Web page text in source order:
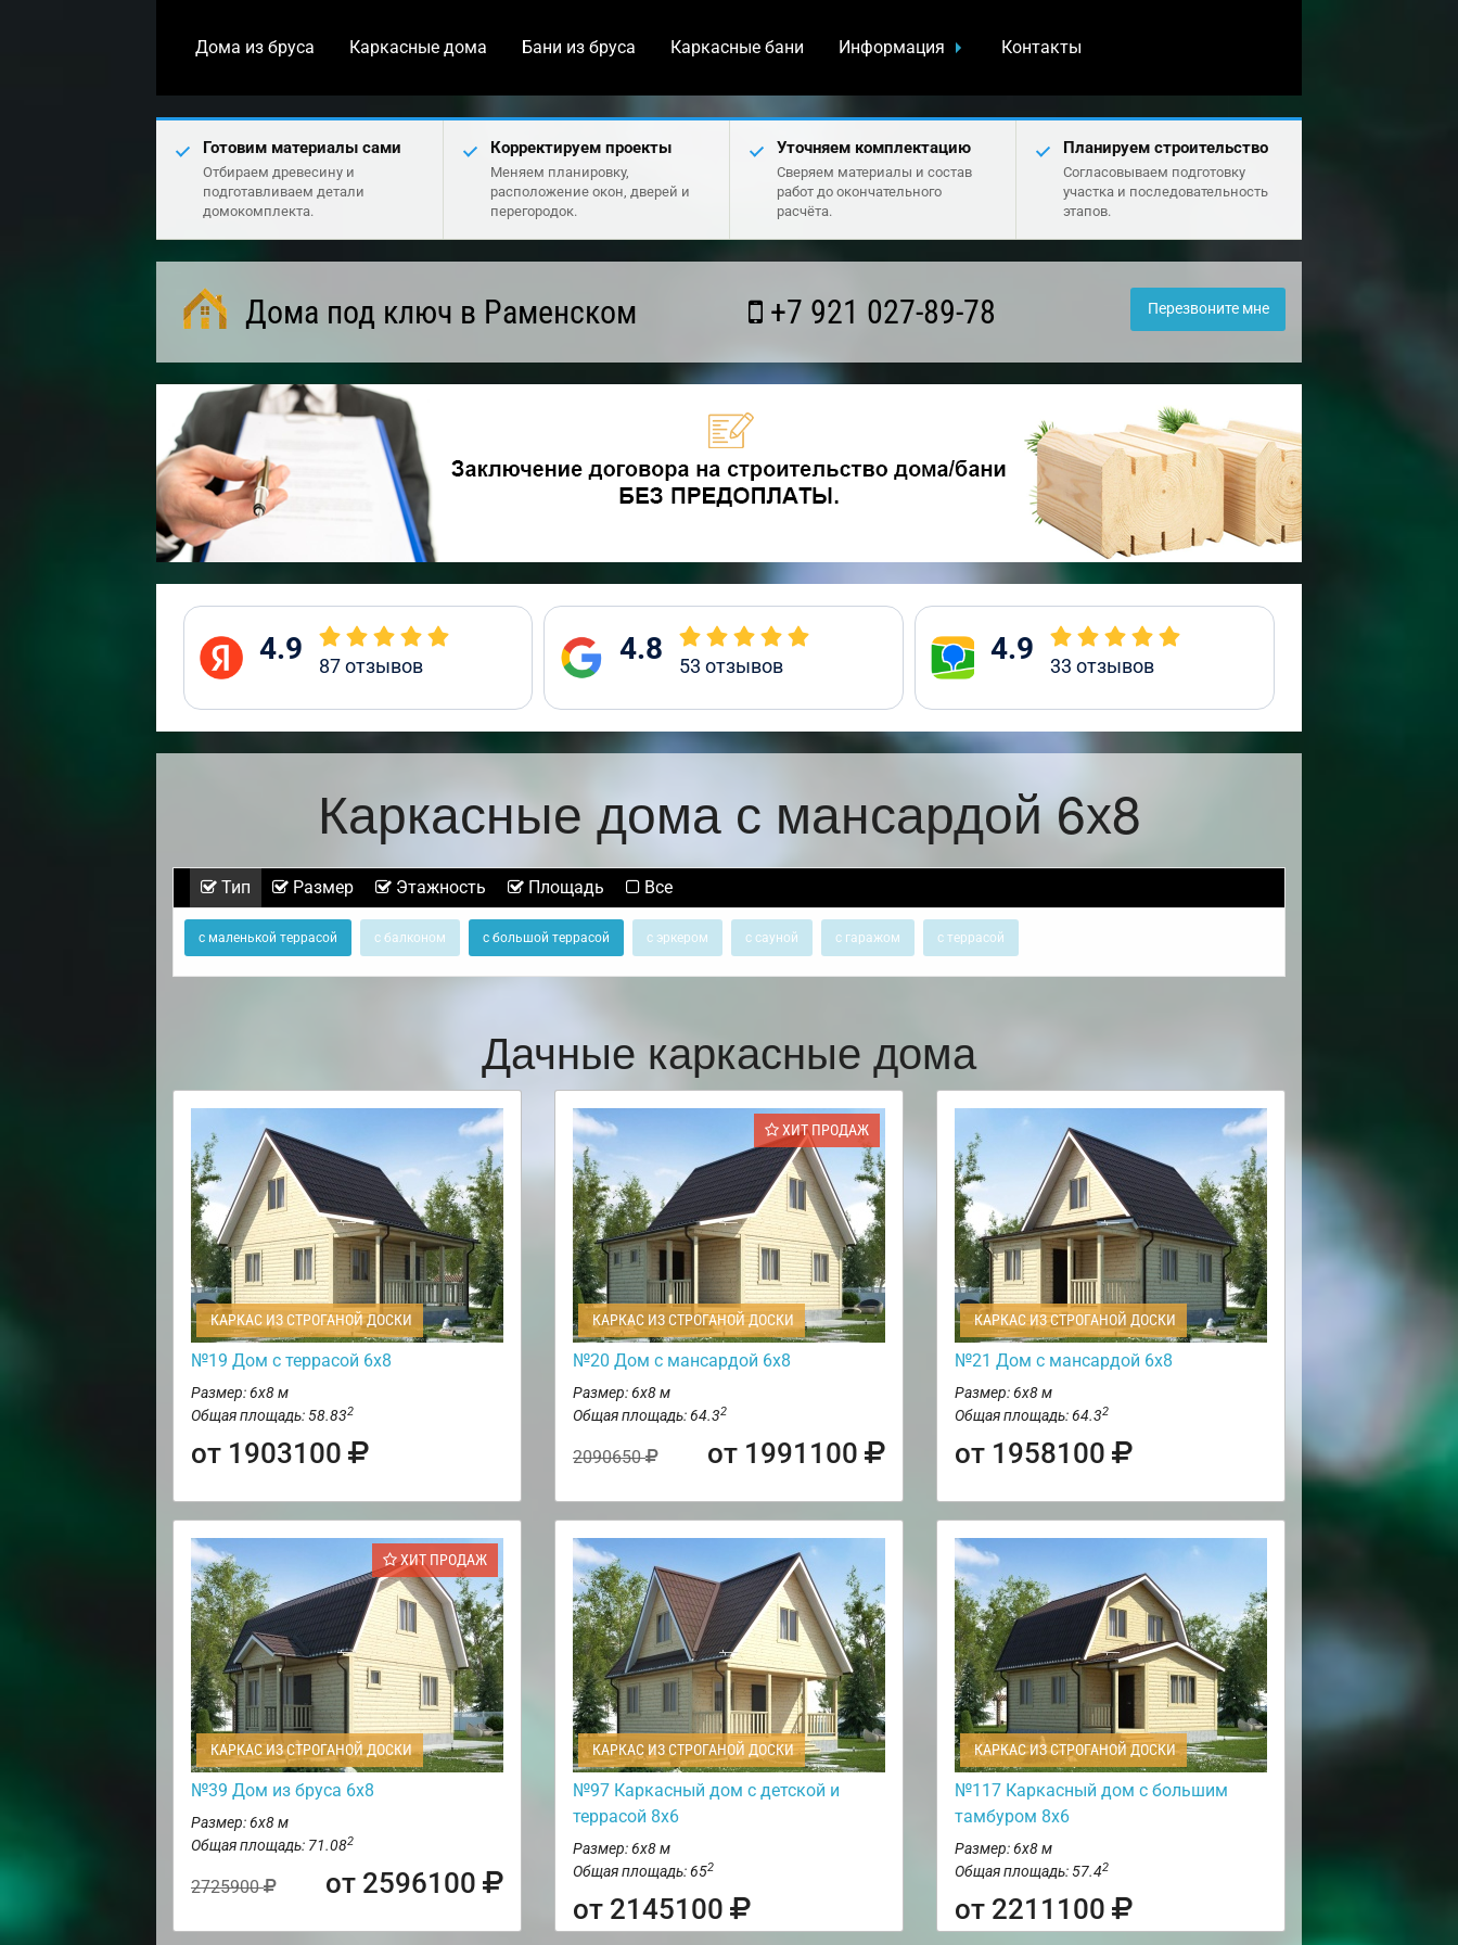
Дома из бруса Каркасные дома Бани из бруса Каркасные бани Информация Контакты
Готовим материалы сами
Отбираем древесину и
подготавливаем детали
домокомплекта.
Корректируем проекты
Меняем планировку,
расположение окон, дверей и
перегородок.
Уточняем комплектацию
Сверяем материалы и состав
работ до окончательного
расчёта.
Планируем строительство
Согласовываем подготовку
участка и последовательность
этапов.
Дома под ключ в Раменском +7 921 027-89-78 Перезвоните мне
4.9 87отзывов 4.8 53 отзывов 4.9 33 отзывов
Каркасные дома с мансардой 6х8
Тип Размер Этажность Площадь Все
с маленькой террасой с балконом с большой террасой с эркером с сауной с гаражом с террасой
Дачные каркасные дома
КАРКАС ИЗ СТРОГАНОЙ ДОСКИ
№19 Дом с террасой 6х8
Размер: 6х8 м
Общая площадь: 58.832
от 1903100
ХИТ ПРОДАЖ
КАРКАС ИЗ СТРОГАНОЙ ДОСКИ
№20 Дом с мансардой 6х8
Размер: 6х8 м
Общая площадь: 64.32
2090650 от 1991100
КАРКАС ИЗ СТРОГАНОЙ ДОСКИ
№21 Дом с мансардой 6х8
Размер: 6х8 м
Общая площадь: 64.32
от 1958100
ХИТ ПРОДАЖ
КАРКАС ИЗ СТРОГАНОЙ ДОСКИ
№39 Дом из бруса 6х8
Размер: 6х8 м
Общая площадь: 71.082
2725900 от 2596100
КАРКАС ИЗ СТРОГАНОЙ ДОСКИ
№97 Каркасный дом с детской и
террасой 8х6
Размер: 6х8 м
Общая площадь: 652
от 2145100
КАРКАС ИЗ СТРОГАНОЙ ДОСКИ
№117 Каркасный дом с большим
тамбуром 8х6
Размер: 6х8 м
Общая площадь: 57.42
от 2211100